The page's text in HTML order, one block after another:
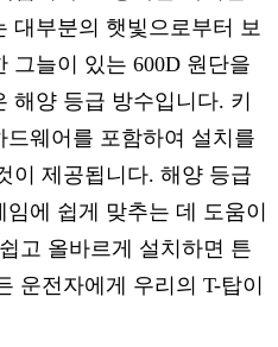
대부분의 햇빛으로부터 보
그늘이 있는 600D 원단을
양 등급 방수입니다. 키
웨어를 포함하여 설치를
이 제공됩니다. 해양 등급
에 쉽게 맞추는 데 도움이
고 올바르게 설치하면 튼
운전자에게 우리의 T-탑이